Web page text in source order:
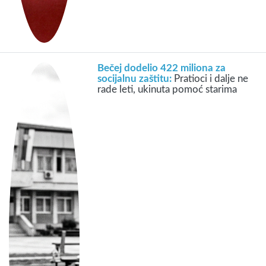
Bečej dodelio 422 miliona za
socijalnu zaštitu: Pratioci i dalje ne
rade leti, ukinuta pomoć starima